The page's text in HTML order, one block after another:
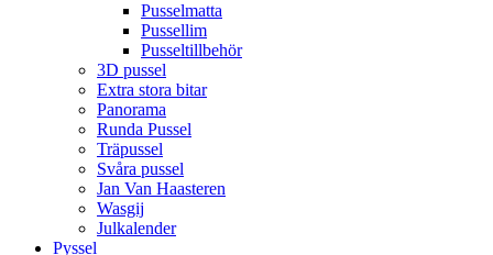
Pusselmatta
Pussellim
Pusseltillbehör
3D pussel
Extra stora bitar
Panorama
Runda Pussel
Träpussel
Svåra pussel
Jan Van Haasteren
Wasgij
Julkalender
Pyssel